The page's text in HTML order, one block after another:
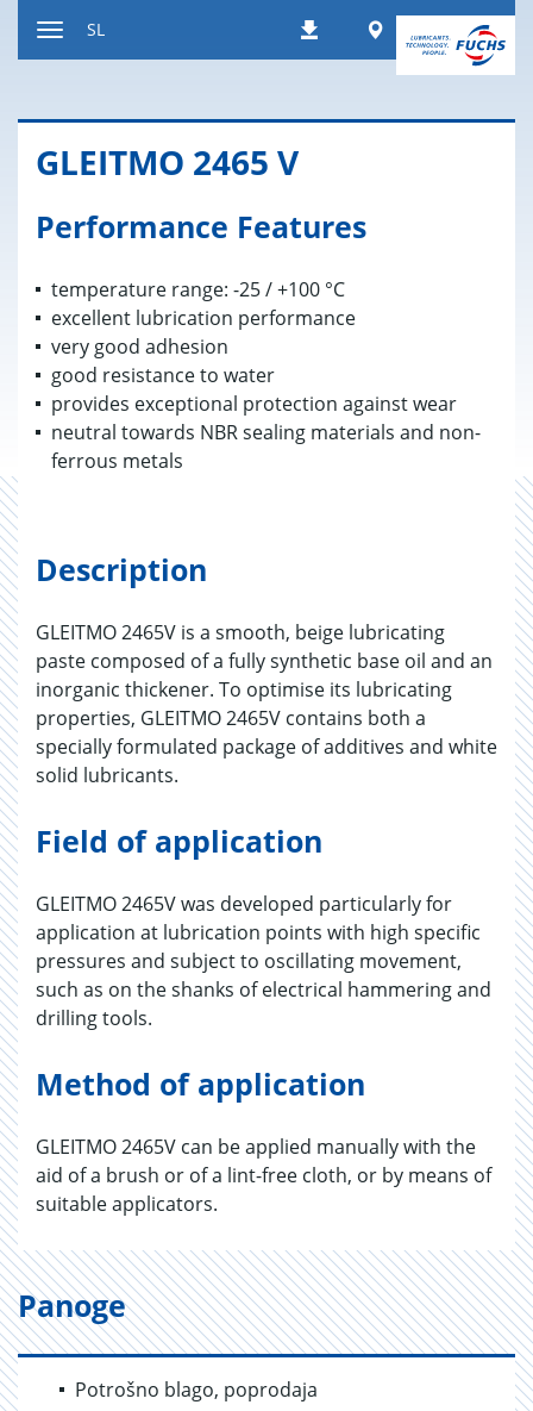
Prenosi Worldwide
SL
GLE­IT­MO 2465 V
Performance Features
temperature range: -25 / +100 °C
excellent lubrication performance
very good adhesion
good resistance to water
provides exceptional protection against wear
neutral towards NBR sealing materials and non-
ferrous metals
Description
GLEITMO 2465V is a smooth, beige lubricating
paste composed of a fully synthetic base oil and an
inorganic thickener. To optimise its lubricating
properties, GLEITMO 2465V contains both a
specially formulated package of additives and white
solid lubricants.
Field of application
GLEITMO 2465V was developed particularly for
application at lubrication points with high specific
pressures and subject to oscillating movement,
such as on the shanks of electrical hammering and
drilling tools.
Method of application
GLEITMO 2465V can be applied manually with the
aid of a brush or of a lint-free cloth, or by means of
suitable applicators.
Panoge
Potrošno blago, poprodaja